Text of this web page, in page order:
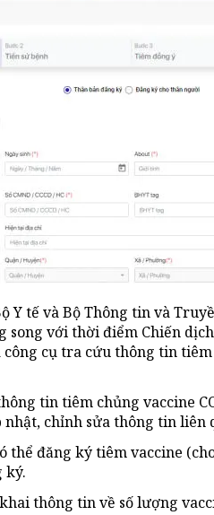
Y tế và Bộ Thông tin và
song với thời điểm Chiến
cụ tra cứu thông tin
tin tiêm chủng vaccine
chỉnh sửa thông tin liên
thể đăng ký tiêm vaccine
ký.
thông tin về số lượng